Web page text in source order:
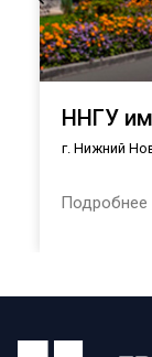
ННГУ
г. Нижний
Подробнее